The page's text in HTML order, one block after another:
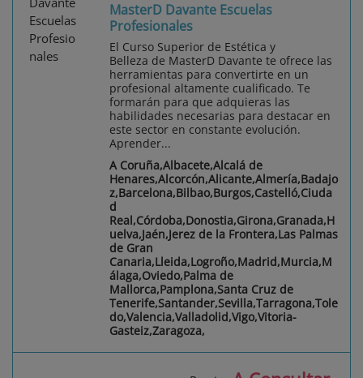
MasterD Davante Escuelas
Profesionales
El Curso Superior de Estética y
Belleza de MasterD Davante te ofrece las
herramientas para convertirte en un
profesional altamente cualificado. Te
formarán para que adquieras las
habilidades necesarias para destacar en
este sector en constante evolución.
Aprender...
A Coruña,Albacete,Alcalá de
Henares,Alcorcón,Alicante,Almería,Badajo
z,Barcelona,Bilbao,Burgos,Castelló,Ciuda
d
Real,Córdoba,Donostia,Girona,Granada,H
uelva,Jaén,Jerez de la Frontera,Las Palmas
de Gran
Canaria,Lleida,Logroño,Madrid,Murcia,M
álaga,Oviedo,Palma de
Mallorca,Pamplona,Santa Cruz de
Tenerife,Santander,Sevilla,Tarragona,Tole
do,Valencia,Valladolid,Vigo,Vitoria-
Gasteiz,Zaragoza,